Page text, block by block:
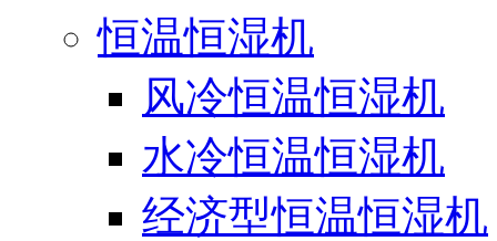
恒温恒湿机
风冷恒温恒湿机
水冷恒温恒湿机
经济型恒温恒湿机